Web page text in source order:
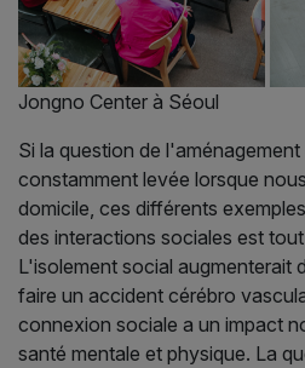
Jongno Center à Séoul
Si la question de
constamment levée lorsque
domicile, ces différents
des interactions sociales est
L'isolement social augmenterait
faire un accident cérébro
connexion sociale a un impact
santé mentale et physique. La